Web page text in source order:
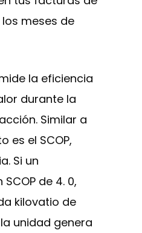
meses de
la eficiencia
durante la
Similar a
es el SCOP,
Si un
de 4. 0,
kilovatio de
unidad genera